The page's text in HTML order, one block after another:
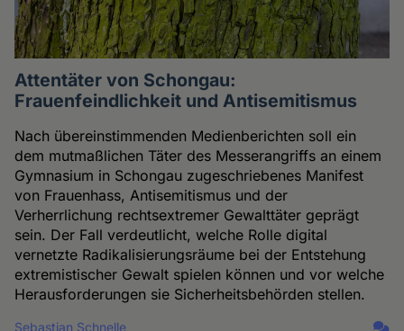
Attentäter von Schongau:
Frauenfeindlichkeit und Antisemitismus
Nach übereinstimmenden Medienberichten soll ein
dem mutmaßlichen Täter des Messerangriffs an einem
Gymnasium in Schongau zugeschriebenes Manifest
von Frauenhass, Antisemitismus und der
Verherrlichung rechtsextremer Gewalttäter geprägt
sein. Der Fall verdeutlicht, welche Rolle digital
vernetzte Radikalisierungsräume bei der Entstehung
extremistischer Gewalt spielen können und vor welche
Herausforderungen sie Sicherheitsbehörden stellen.
Sebastian Schnelle